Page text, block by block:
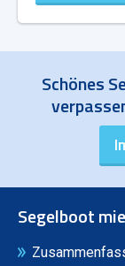
Schönes
Segelboot